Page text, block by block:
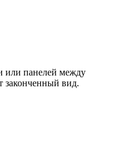
или панелей между
законченный вид.